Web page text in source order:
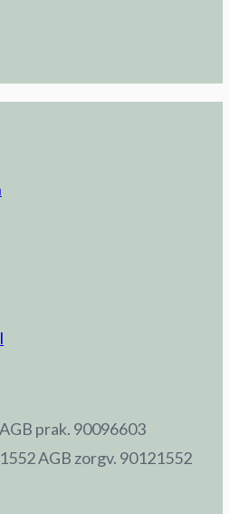
AGB prak. 90096603
AGB zorgv. 90121552